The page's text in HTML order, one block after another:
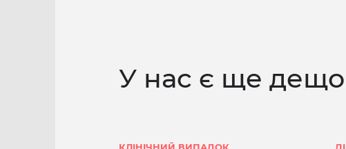
У нас є ще дещо